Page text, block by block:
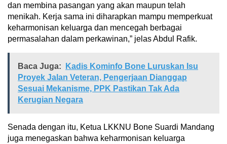
dan membina pasangan yang akan maupun telah
menikah. Kerja sama ini diharapkan mampu memperkuat
keharmonisan keluarga dan mencegah berbagai
permasalahan dalam perkawinan,” jelas Abdul Rafik.
Baca Juga:
Kadis Kominfo Bone Luruskan Isu
Proyek Jalan Veteran, Pengerjaan Dianggap
Sesuai Mekanisme, PPK Pastikan Tak Ada
Kerugian Negara
Senada dengan itu, Ketua LKKNU Bone Suardi Mandang
juga menegaskan bahwa keharmonisan keluarga